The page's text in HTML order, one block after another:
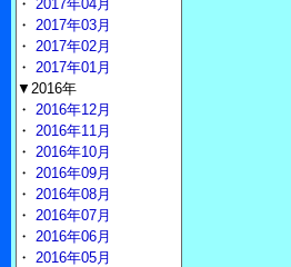
・ 2017年04月
・ 2017年03月
・ 2017年02月
・ 2017年01月
▼2016年
・ 2016年12月
・ 2016年11月
・ 2016年10月
・ 2016年09月
・ 2016年08月
・ 2016年07月
・ 2016年06月
・ 2016年05月